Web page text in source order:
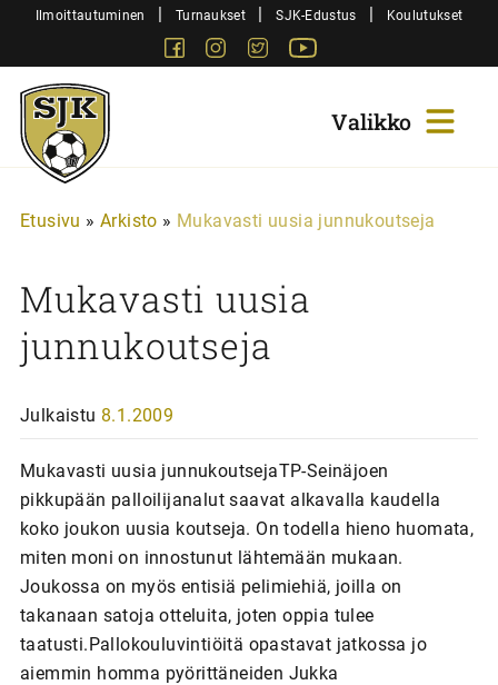
SiirryIlmoittautuminen | Turnaukset | SJK-Edustus | Koulutukset
FacebookInstagram
Twitter
Sjk-
Juniorit
Etusivu » Arkisto » Mukavasti uusia junnukoutseja
Mukavasti uusia
junnukoutseja
Julkaistu 8.1.2009
Mukavasti uusia junnukoutsejaTP-Seinäjoen
pikkupään palloilijanalut saavat alkavalla kaudella
koko joukon uusia koutseja. On todella hieno huomata,
miten moni on innostunut lähtemään mukaan.
Joukossa on myös entisiä pelimiehiä, joilla on
takanaan satoja otteluita, joten oppia tulee
taatusti.Pallokouluvintiöitä opastavat jatkossa jo
aiemmin homma pyörittäneiden Jukka